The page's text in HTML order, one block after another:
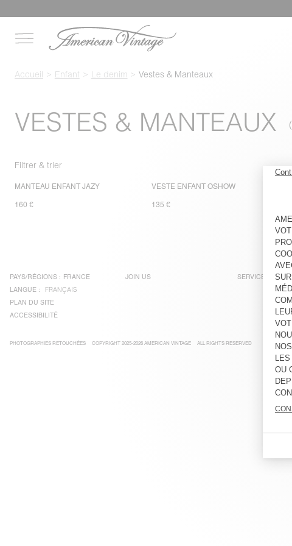
Accueil Enfant Le denim Vestes & Manteaux
VESTES & MANTEAUX
Filtrer & trier
MANTEAU ENFANT JAZY
160 €
VESTE ENFANT OSHOW
135 €
PAYS/RÉGIONS : FRANCE
LANGUE :
FRANÇAIS
PLAN DU SITE
ACCESSIBILITÉ
JOIN US SERVICE CLIENT
PHOTOGRAPHIES RETOUCHÉES COPYRIGHT 2025-2026 AMERICAN VINTAGE ALL RIGHTS RESERVED